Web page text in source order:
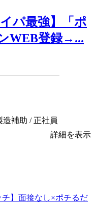
イパ最強】「ポ
WEB登録→...
補助 / 正社員
詳細を表示